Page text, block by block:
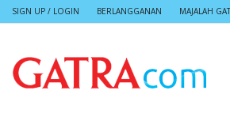
SIGN UP / LOGIN BERLANGGANAN MAJALAH